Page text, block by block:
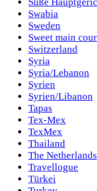
Swabia
Sweden
Sweet main
Switzerland
Syria
Syria/Lebanon
Syrien
Syrien/Libanon
Tapas
Tex-Mex
TexMex
Thailand
The Netherlands
Travellogue
Türkei